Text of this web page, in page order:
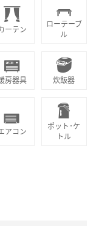
ーテン
ローテーブ
ル
房器具 炊飯器
アコン
ポット･ケ
トル